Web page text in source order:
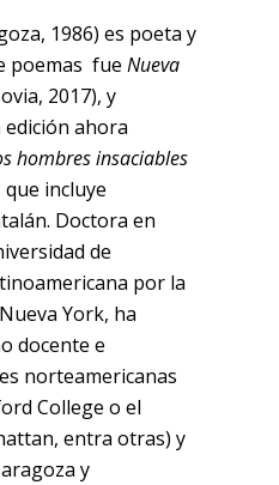
1986) es poeta y
poemas fue Nueva
2017), y
ahora
hombres insaciables
incluye
Doctora en
de
por la
York, ha
docente e
norteamericanas
College o el
entra otras) y
y